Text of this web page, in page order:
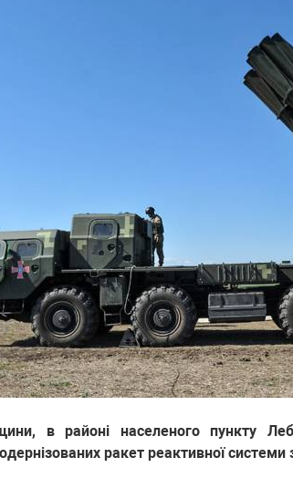
в районі населеного пункту
ракет реактивної